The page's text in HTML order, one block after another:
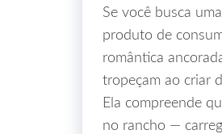
Se você busca
produto de
romântica
tropeçam ao criar
Ela compreende
no rancho —